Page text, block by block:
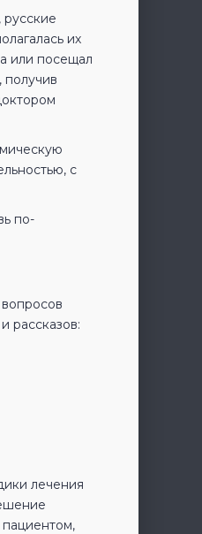
их
или посещал
с
по-
рассказов:
лечения